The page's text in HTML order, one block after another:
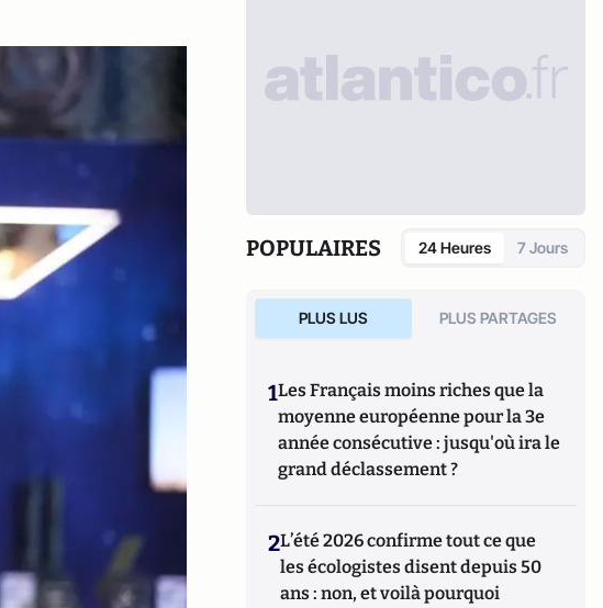
POPULAIRES 24 Heures 7 Jours
PLUS LUS PLUS PARTAGES
1Les Français moins riches que la
moyenne européenne pour la 3e
année consécutive : jusqu'où ira le
grand déclassement ?
2L’été 2026 confirme tout ce que
les écologistes disent depuis 50
ans : non, et voilà pourquoi